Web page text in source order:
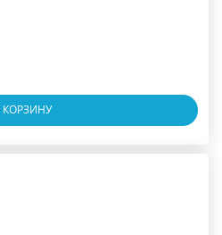
КОРЗИНУ